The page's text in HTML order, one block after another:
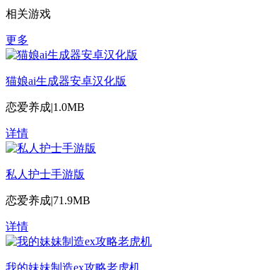
相关游戏
更多
猫娘ai生成器安卓汉化版
恋爱养成|1.0MB
详情
私人护士手游版
恋爱养成|71.9MB
详情
我的妹妹制造ex攻略老虎机